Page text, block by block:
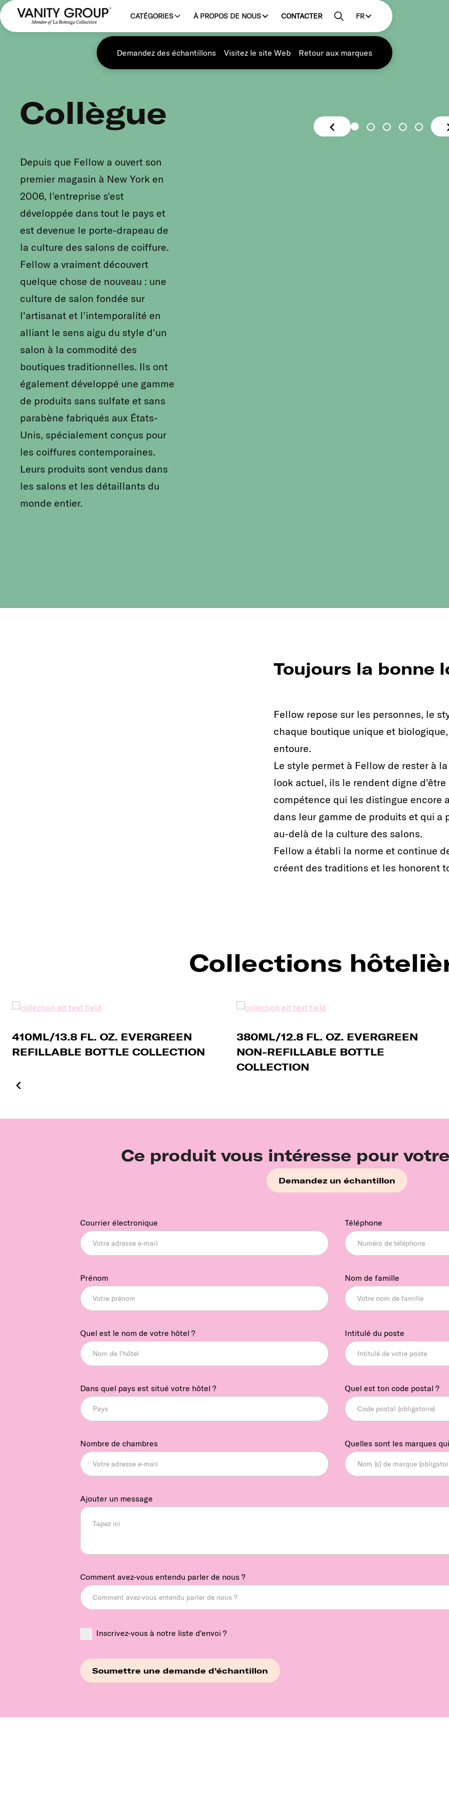
CATÉGORIES À PROPOS DE NOUS CONTACTER FR
Demandez des échantillons Visitez le site Web Retour aux marques
Collègue
Depuis que Fellow a ouvert son
premier magasin à New York en
2006, l'entreprise s'est
développée dans tout le pays et
est devenue le porte-drapeau de
la culture des salons de coiffure.
Fellow a vraiment découvert
quelque chose de nouveau : une
culture de salon fondée sur
l'artisanat et l'intemporalité en
alliant le sens aigu du style d'un
salon à la commodité des
boutiques traditionnelles. Ils ont
également développé une gamme
de produits sans sulfate et sans
parabène fabriqués aux États-
Unis, spécialement conçus pour
les coiffures contemporaines.
Leurs produits sont vendus dans
les salons et les détaillants du
monde entier.
Toujours la bonne
Fellow repose sur les personnes, le
chaque boutique unique et
entoure.
Le style permet à Fellow de rester à
look actuel, ils le rendent digne
compétence qui les distingue encore
dans leur gamme de produits et qui
au-delà de la culture des salons.
Fellow a établi la norme et continue
créent des traditions et les honorent
Collections
410ML/13.8 FL. OZ. EVERGREEN
REFILLABLE BOTTLE COLLECTION
380ML/12.8 FL. OZ. EVERGREEN
NON-REFILLABLE BOTTLE
COLLECTION
Ce produit vous intéresse pour
Demandez un échantillon
Courrier électronique Téléphone
Prénom Nom de famille
Quel est le nom de votre hôtel ? Intitulé du poste
Dans quel pays est situé votre hôtel ? Quel est ton code postal ?
Nombre de chambres Quelles sont les marques
Ajouter un message
Comment avez-vous entendu parler de nous ?
Inscrivez-vous à notre liste d'envoi ?